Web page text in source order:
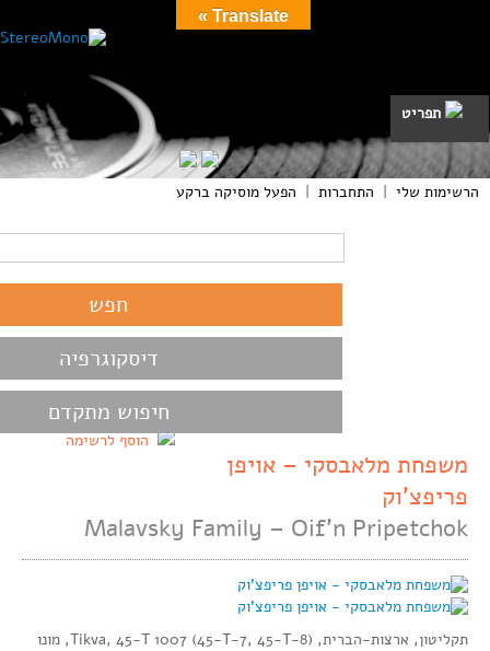
תפריט
הרשימות שלי | התחברות | הפעל מוסיקה ברקע
דיסקוגרפיה
חיפוש מתקדם
הוסף לרשימה
משפחת מלאבסקי – אויפן
פריפצ’וק
Malavsky Family – Oif’n Pripetchok
תקליטון, ארצות-הברית, Tikva, 45-T 1007 (45-T-7, 45-T-8), מונו
Translate »